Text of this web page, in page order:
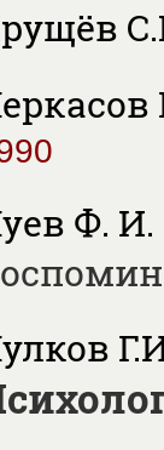
Ф. И.